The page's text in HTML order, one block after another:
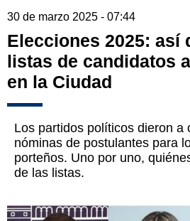
30 de marzo 2025 - 07:44
Elecciones 2025: así
listas de candidatos
en la Ciudad
Los partidos políticos dieron a
nóminas de postulantes para
porteños. Uno por uno,
de las listas.